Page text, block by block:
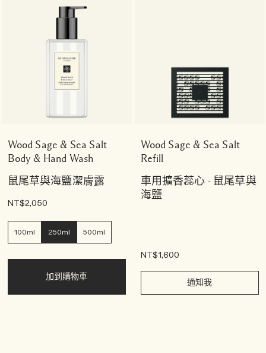
Wood Sage & Sea Salt
Body & Hand Wash
鼠尾草與海鹽潔膚露
NT$2,050
100ml 250ml 500ml
加到購物車
Wood Sage & Sea Salt
Refill
車用擴香蕊心 - 鼠尾草與
海鹽
NT$1,600
通知我